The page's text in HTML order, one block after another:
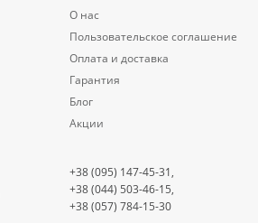
О нас
Пользовательское соглашение
Оплата и доставка
Гарантия
Блог
Акции
+38 (095) 147-45-31,
+38 (044) 503-46-15,
+38 (057) 784-15-30